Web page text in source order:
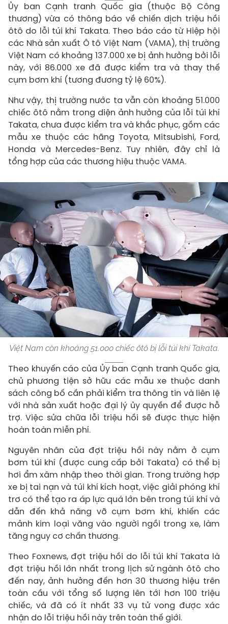
Ủy ban Cạnh tranh Quốc gia (thuộc Bộ Công
thương) vừa có thông báo về chiến dịch triệu hồi
ôtô do lỗi túi khí Takata. Theo báo cáo từ Hiệp hội
các Nhà sản xuất Ô tô Việt Nam (VAMA), thị trường
Việt Nam có khoảng 137.000 xe bị ảnh hưởng bởi lỗi
này, với 86.000 xe đã được kiểm tra và thay thế
cụm bơm khí (tương đương tỷ lệ 60%).
Như vậy, thị trường nước ta vẫn còn khoảng 51.000
chiếc ôtô nằm trong diện ảnh hưởng của lỗi túi khí
Takata, chưa được kiểm tra và khắc phục, gồm các
mẫu xe thuộc các hãng Toyota, Mitsubishi, Ford,
Honda và Mercedes-Benz. Tuy nhiên, đây chỉ là
tổng hợp của các thương hiệu thuộc VAMA.
Việt Nam còn khoảng 51.000 chiếc ôtô bị lỗi túi khí Takata.
Theo khuyến cáo của Ủy ban Cạnh tranh Quốc gia,
chủ phương tiện sở hữu các mẫu xe thuộc danh
sách công bố cần phải kiểm tra thông tin và liên lệ
với nhà sản xuất hoặc đại lý ủy quyền để được hỗ
trợ. Việc sửa chữa lỗi triệu hồi sẽ được thực hiện
hoàn toàn miễn phí.
Nguyên nhân của đợt triệu hồi này nằm ở cụm
bơm túi khí (được cung cấp bởi Takata) có thể bị
hơi ẩm xâm nhập theo thời gian. Trong trường hợp
xe bị tai nạn và túi khí kích hoạt, việc giải phóng khí
trơ có thể tạo ra áp lực quá lớn bên trong túi khí và
dẫn đến khả năng vỡ cụm bơm khí, khiến các
mảnh kim loại văng vào người ngồi trong xe, làm
tăng nguy cơ chấn thương.
Theo Foxnews, đợt triệu hồi do lỗi túi khí Takata là
đợt triệu hồi lớn nhất trong lịch sử ngành ôtô cho
đến nay, ảnh hưởng đến hơn 30 thương hiệu trên
toàn cầu với tổng số lượng lên tới hơn 100 triệu
chiếc, và đã có ít nhất 33 vụ tử vong được xác
nhận do lỗi triệu hồi này trên toàn thế giới.